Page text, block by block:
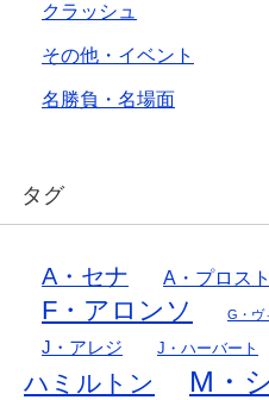
クラッシュ
その他・イベント
名勝負・名場面
タグ
A・セナ A・プロスト
F・アロンソ G・ヴ
J・アレジ J・ハーバート
ハミルトン
M・